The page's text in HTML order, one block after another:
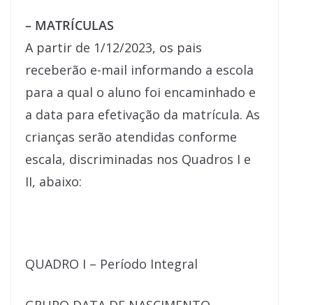
– MATRÍCULAS
A partir de 1/12/2023, os pais
receberão e-mail informando a escola
para a qual o aluno foi encaminhado e
a data para efetivação da matrícula. As
crianças serão atendidas conforme
escala, discriminadas nos Quadros I e
II, abaixo:
QUADRO I – Período Integral